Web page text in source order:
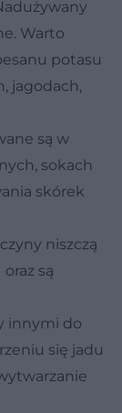
Warto
potasu
jagodach,
są w
sokach
skórek
niszczą
są
innymi do
się jadu